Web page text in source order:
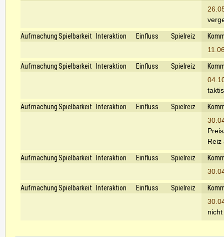
Aufmachung Spielbarkeit Interaktion Einfluss Spielreiz
Aufmachung Spielbarkeit Interaktion Einfluss Spielreiz
Aufmachung Spielbarkeit Interaktion Einfluss Spielreiz
Reiz
Aufmachung Spielbarkeit Interaktion Einfluss Spielreiz
Aufmachung Spielbarkeit Interaktion Einfluss Spielreiz